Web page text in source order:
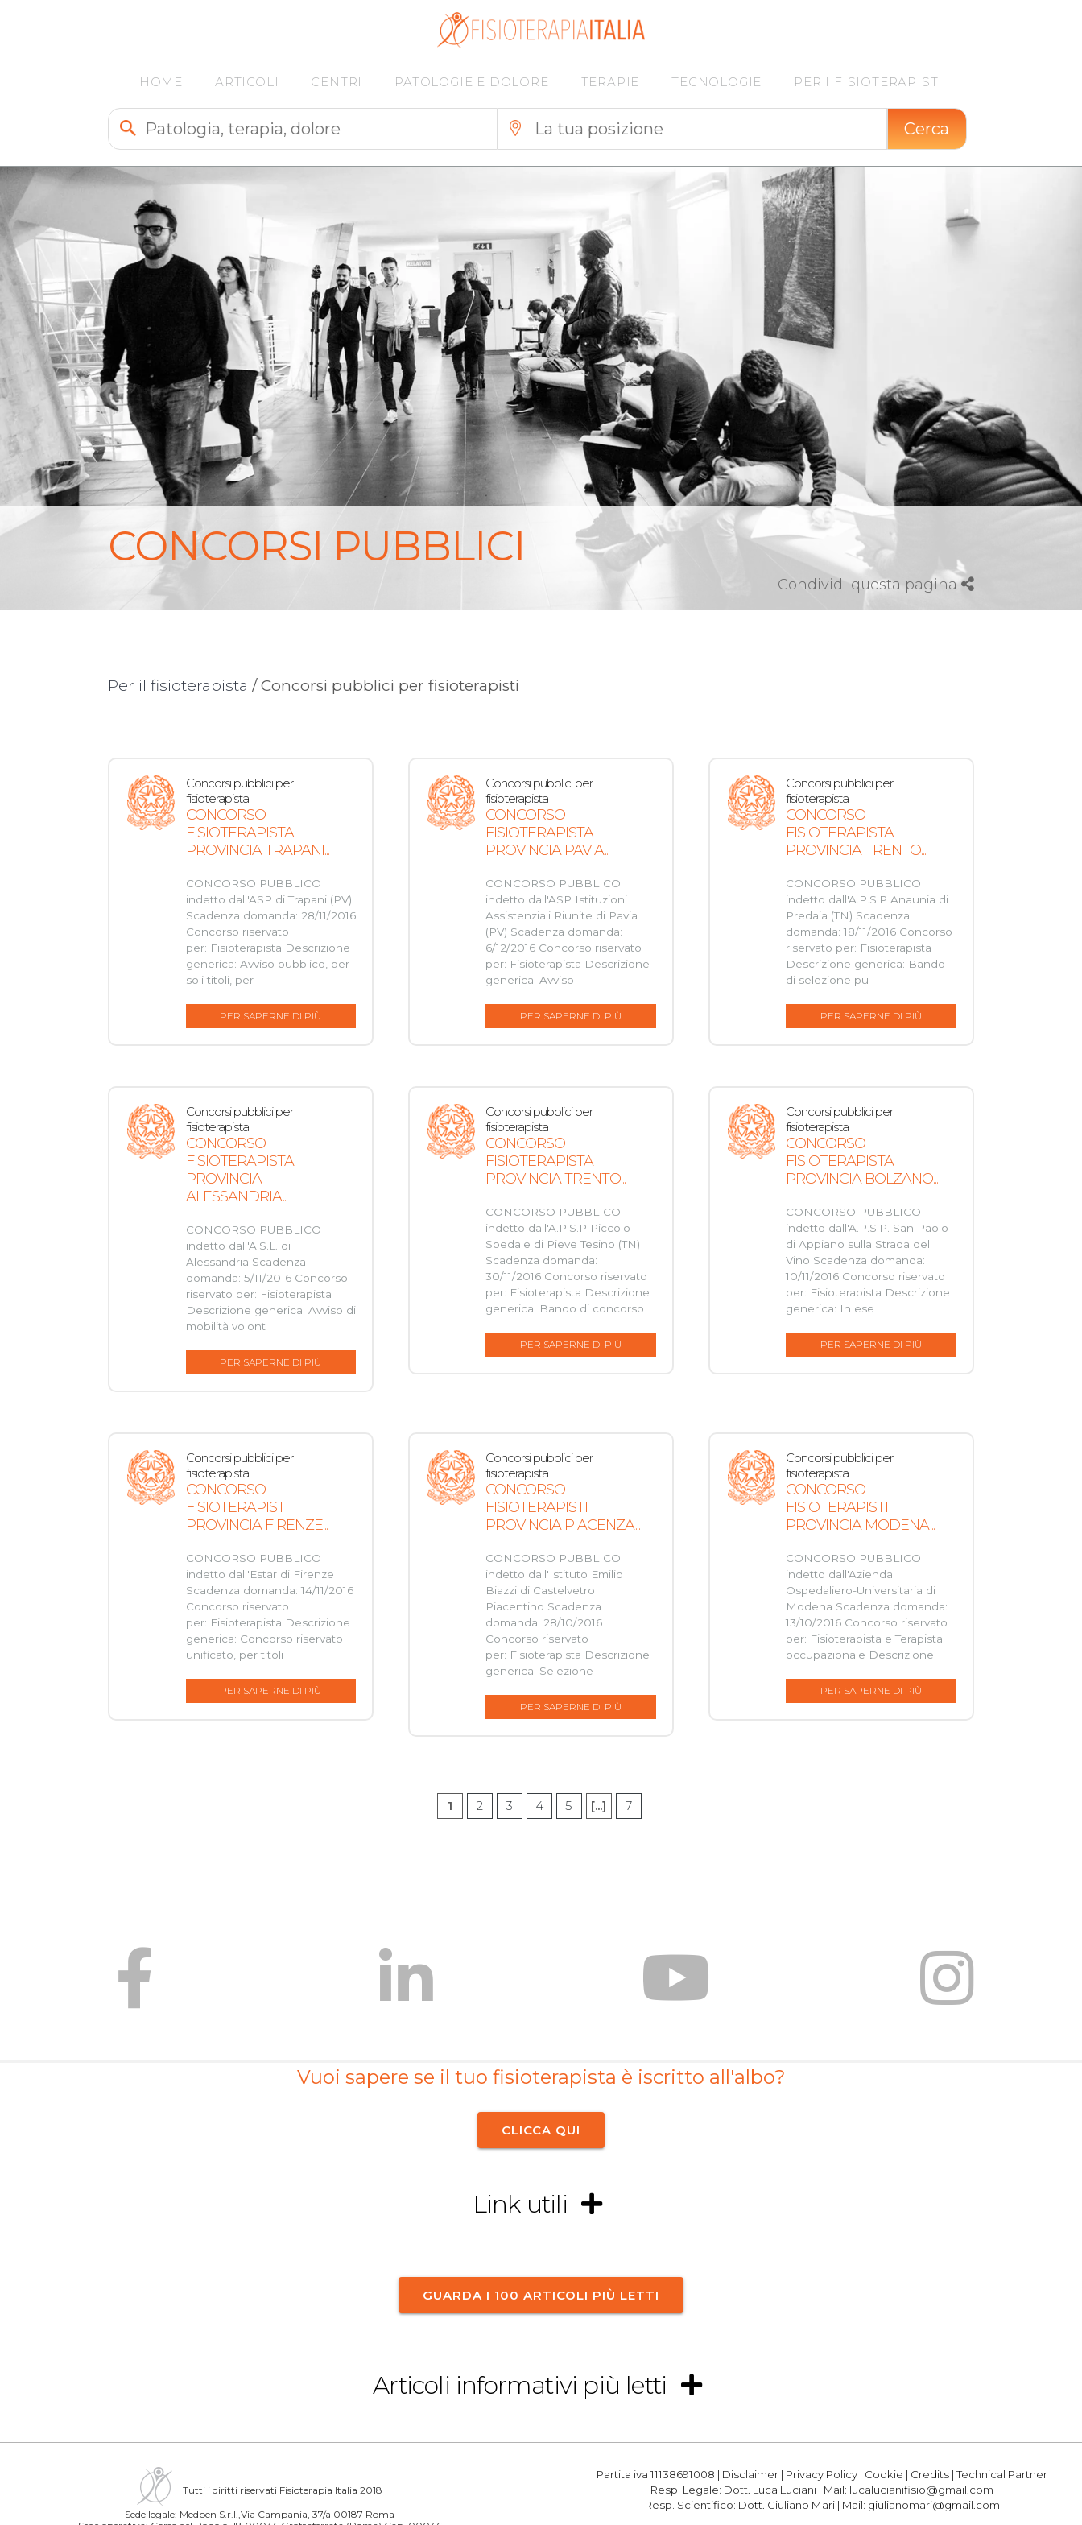
HOME ARTICOLI CENTRI PATOLOGIE E DOLORE TERAPIE TECNOLOGIE PER I FISIOTERAPISTI
Cerca
CONCORSI PUBBLICI
Condividi questa pagina
Per il fisioterapista / Concorsi pubblici per fisioterapisti
Concorsi pubblici per
fisioterapista
CONCORSO
FISIOTERAPISTA
PROVINCIA TRAPANI...
CONCORSO PUBBLICO
indetto dall'ASP di Trapani (PV)
Scadenza domanda: 28/11/2016
Concorso riservato
per: Fisioterapista Descrizione
generica: Avviso pubblico, per
soli titoli, per
PER SAPERNE DI PIÙ
Concorsi pubblici per
fisioterapista
CONCORSO
FISIOTERAPISTA
PROVINCIA PAVIA...
CONCORSO PUBBLICO
indetto dall'ASP Istituzioni
Assistenziali Riunite di Pavia
(PV) Scadenza domanda:
6/12/2016 Concorso riservato
per: Fisioterapista Descrizione
generica: Avviso
PER SAPERNE DI PIÙ
Concorsi pubblici per
fisioterapista
CONCORSO
FISIOTERAPISTA
PROVINCIA TRENTO...
CONCORSO PUBBLICO
indetto dall'A.P.S.P Anaunia di
Predaia (TN) Scadenza
domanda: 18/11/2016 Concorso
riservato per: Fisioterapista
Descrizione generica: Bando
di selezione pu
PER SAPERNE DI PIÙ
Concorsi pubblici per
fisioterapista
CONCORSO
FISIOTERAPISTA
PROVINCIA
ALESSANDRIA...
CONCORSO PUBBLICO
indetto dall'A.S.L. di
Alessandria Scadenza
domanda: 5/11/2016 Concorso
riservato per: Fisioterapista
Descrizione generica: Avviso di
mobilità volont
PER SAPERNE DI PIÙ
Concorsi pubblici per
fisioterapista
CONCORSO
FISIOTERAPISTA
PROVINCIA TRENTO...
CONCORSO PUBBLICO
indetto dall'A.P.S.P Piccolo
Spedale di Pieve Tesino (TN)
Scadenza domanda:
30/11/2016 Concorso riservato
per: Fisioterapista Descrizione
generica: Bando di concorso
PER SAPERNE DI PIÙ
Concorsi pubblici per
fisioterapista
CONCORSO
FISIOTERAPISTA
PROVINCIA BOLZANO...
CONCORSO PUBBLICO
indetto dall'A.P.S.P. San Paolo
di Appiano sulla Strada del
Vino Scadenza domanda:
10/11/2016 Concorso riservato
per: Fisioterapista Descrizione
generica: In ese
PER SAPERNE DI PIÙ
Concorsi pubblici per
fisioterapista
CONCORSO
FISIOTERAPISTI
PROVINCIA FIRENZE...
CONCORSO PUBBLICO
indetto dall'Estar di Firenze
Scadenza domanda: 14/11/2016
Concorso riservato
per: Fisioterapista Descrizione
generica: Concorso riservato
unificato, per titoli
PER SAPERNE DI PIÙ
Concorsi pubblici per
fisioterapista
CONCORSO
FISIOTERAPISTI
PROVINCIA PIACENZA...
CONCORSO PUBBLICO
indetto dall'Istituto Emilio
Biazzi di Castelvetro
Piacentino Scadenza
domanda: 28/10/2016
Concorso riservato
per: Fisioterapista Descrizione
generica: Selezione
PER SAPERNE DI PIÙ
Concorsi pubblici per
fisioterapista
CONCORSO
FISIOTERAPISTI
PROVINCIA MODENA...
CONCORSO PUBBLICO
indetto dall'Azienda
Ospedaliero-Universitaria di
Modena Scadenza domanda:
13/10/2016 Concorso riservato
per: Fisioterapista e Terapista
occupazionale Descrizione
PER SAPERNE DI PIÙ
1 2 3 4 5 [...] 7
Vuoi sapere se il tuo fisioterapista è iscritto all'albo?
CLICCA QUI
Link utili
GUARDA I 100 ARTICOLI PIÙ LETTI
Articoli informativi più letti
Tutti i diritti riservati Fisioterapia Italia 2018
Sede legale: Medben S.r.l.,Via Campania, 37/a 00187 Roma
Partita iva 11138691008 | Disclaimer | Privacy Policy | Cookie | Credits |Technical Partner
Resp. Legale: Dott. Luca Luciani | Mail: lucalucianifisio@gmail.com
Resp. Scientifico: Dott. Giuliano Mari| Mail: giulianomari@gmail.com